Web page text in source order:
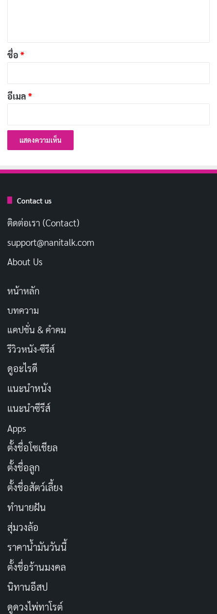
*
ชื่อ *
อีเมล *
Contact us
ติดต่อเรา (Contact)
support@nanitalk.com
About Us
หน้าหลัก
บทความ
แคปชั่น & คำคม
รีวิวหนัง-ซีรีส์
ดูอะไรดี
แนะนำหนัง
แนะนำซีรีส์
Apps
ตั้งชื่อโซเชียล
ตั้งชื่อลูก
ตั้งชื่อสัตว์เลี้ยง
ทำนายฝัน
สุ่มวงล้อ
ราคาน้ำมันวันนี้
ตั้งชื่อร้านมงคล
นิทานอีสป
ดูดวงไพ่ทาโรต์